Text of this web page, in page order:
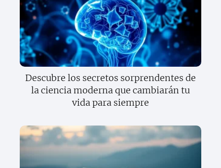
Descubre los secretos sorprendentes de
la ciencia moderna que cambiarán tu
vida para siempre